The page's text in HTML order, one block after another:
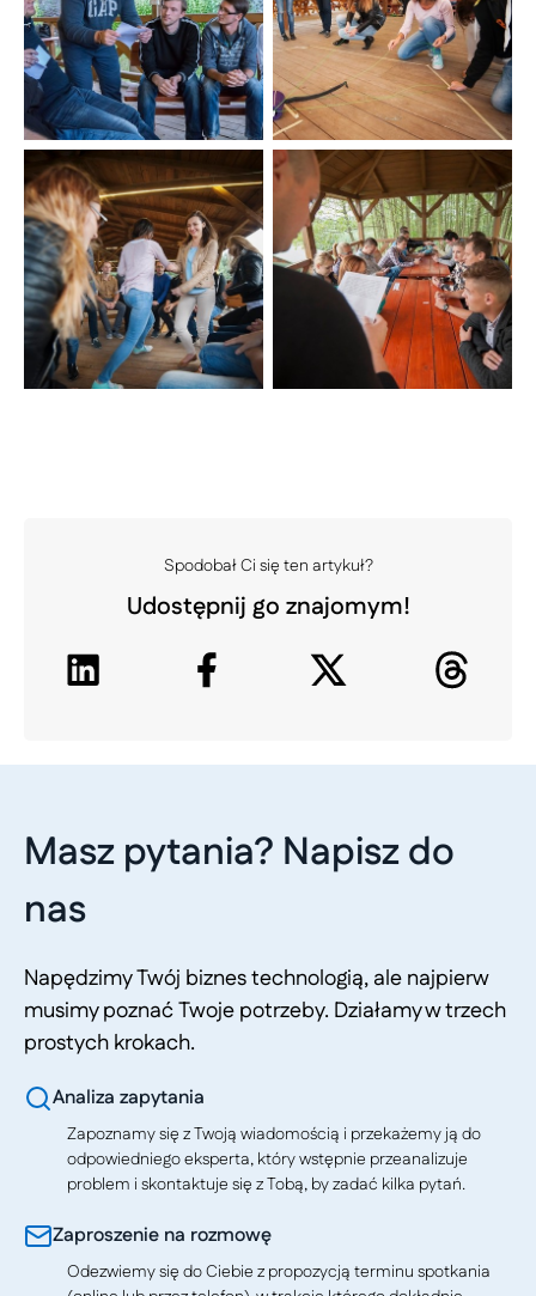
Spodobał Ci się ten artykuł?
Udostępnij go znajomym!
Masz pytania? Napisz do
nas
Napędzimy Twój biznes technologią, ale najpierw
musimy poznać Twoje potrzeby. Działamy w trzech
prostych krokach.
Analiza zapytania
Zapoznamy się z Twoją wiadomością i przekażemy ją do
odpowiedniego eksperta, który wstępnie przeanalizuje
problem i skontaktuje się z Tobą, by zadać kilka pytań.
Zaproszenie na rozmowę
Odezwiemy się do Ciebie z propozycją terminu spotkania